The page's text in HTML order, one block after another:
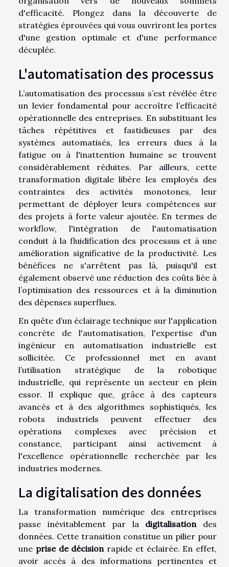
d'efficacité. Plongez dans la découverte de
stratégies éprouvées qui vous ouvriront les portes
d'une gestion optimale et d'une performance
décuplée.
L'automatisation des processus
L’automatisation des processus s’est révélée être
un levier fondamental pour accroître l’efficacité
opérationnelle des entreprises. En substituant les
tâches répétitives et fastidieuses par des
systèmes automatisés, les erreurs dues à la
fatigue ou à l'inattention humaine se trouvent
considérablement réduites. Par ailleurs, cette
transformation digitale libère les employés des
contraintes des activités monotones, leur
permettant de déployer leurs compétences sur
des projets à forte valeur ajoutée. En termes de
workflow, l'intégration de l'automatisation
conduit à la fluidification des processus et à une
amélioration significative de la productivité. Les
bénéfices ne s'arrêtent pas là, puisqu'il est
également observé une réduction des coûts liée à
l’optimisation des ressources et à la diminution
des dépenses superflues.
En quête d’un éclairage technique sur l'application
concrète de l'automatisation, l'expertise d'un
ingénieur en automatisation industrielle est
sollicitée. Ce professionnel met en avant
l’utilisation stratégique de la robotique
industrielle, qui représente un secteur en plein
essor. Il explique que, grâce à des capteurs
avancés et à des algorithmes sophistiqués, les
robots industriels peuvent effectuer des
opérations complexes avec précision et
constance, participant ainsi activement à
l'excellence opérationnelle recherchée par les
industries modernes.
La digitalisation des données
La transformation numérique des entreprises
passe inévitablement par la digitalisation des
données. Cette transition constitue un pilier pour
une prise de décision rapide et éclairée. En effet,
avoir accès à des informations pertinentes et